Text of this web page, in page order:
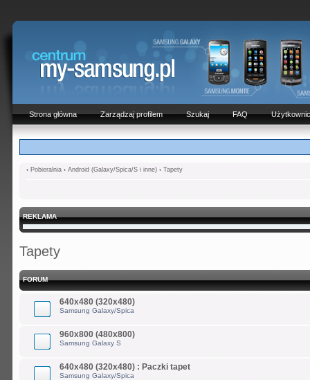
Strona główna Zarządzaj profilem Szukaj FAQ
‹ Pobieralnia ‹ Android (Galaxy/Spica/S i inne) ‹ Tapety
REKLAMA
Tapety
FORUM
640x480 (320x480)
Samsung Galaxy/Spica
960x800 (480x800)
Samsung Galaxy S
640x480 (320x480) : Paczki tapet
Samsung Galaxy/Spica